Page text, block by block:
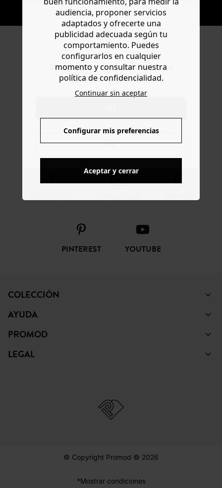
Do you want to be redirected to
www.promod.com ?
NO
SUSCRIBIR
CONFIANZA ONLINE
SÍGUENOS
FACEBOOK INSTAGRAM TIKTOK
PINTEREST YOUTUBE
COLECCIÓN
AYUDA
PROMOD
LEGAL
© Copyright Promod © 2026
*Mostrar condiciones
audiencia, proponer servicios
adaptados y ofrecerte una
publicidad adecuada según tu
comportamiento. Puedes
configurarlos en cualquier
momento y consultar nuestra
política de confidencialidad.
Continuar sin aceptar
Configurar mis preferencias
Aceptar y cerrar